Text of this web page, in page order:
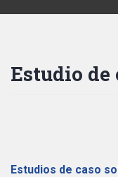
Estudio de
Estudios de caso